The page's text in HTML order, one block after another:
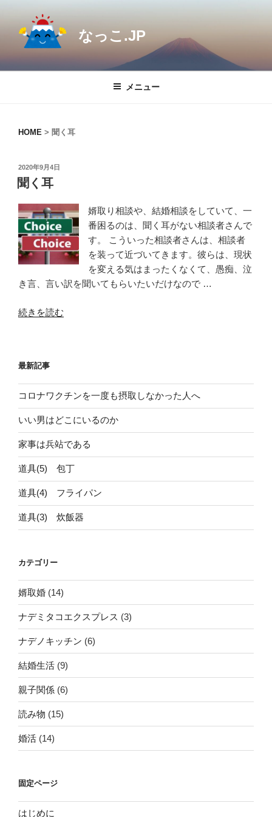
なっこ.JP
メニュー
HOME > 聞く耳
投
稿
日:
2020年9月4日
聞く耳
婿取り相談や、結婚相談をしていて、一
番困るのは、聞く耳がない相談者さんで
す。 こういった相談者さんは、相談者
を装って近づいてきます。彼らは、現状
を変える気はまったくなくて、愚痴、泣
き言、言い訳を聞いてもらいたいだけなので …
“聞
続きを読む
最新記事
コロナワクチンを一度も摂取しなかった人へ
いい男はどこにいるのか
家事は兵站である
道具(5) 包丁
道具(4) フライパン
道具(3) 炊飯器
カテゴリー
婿取婚 (14)
ナデミタコエクスプレス (3)
ナデノキッチン (6)
結婚生活 (9)
親子関係 (6)
読み物 (15)
婚活 (14)
固定ページ
はじめに